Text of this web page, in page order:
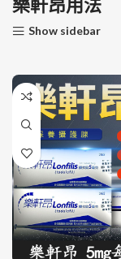
Show sidebar